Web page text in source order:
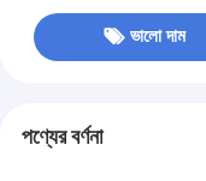
ভালো দাম
পণ্যের বর্ণনা